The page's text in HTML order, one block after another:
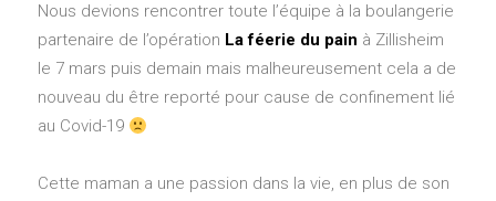
Nous devions rencontrer toute l’équipe à la boulangerie
partenaire de l’opération La féerie du pain à Zillisheim
le 7 mars puis demain mais malheureusement cela a de
nouveau du être reporté pour cause de confinement lié
au Covid-19
Cette maman a une passion dans la vie, en plus de son